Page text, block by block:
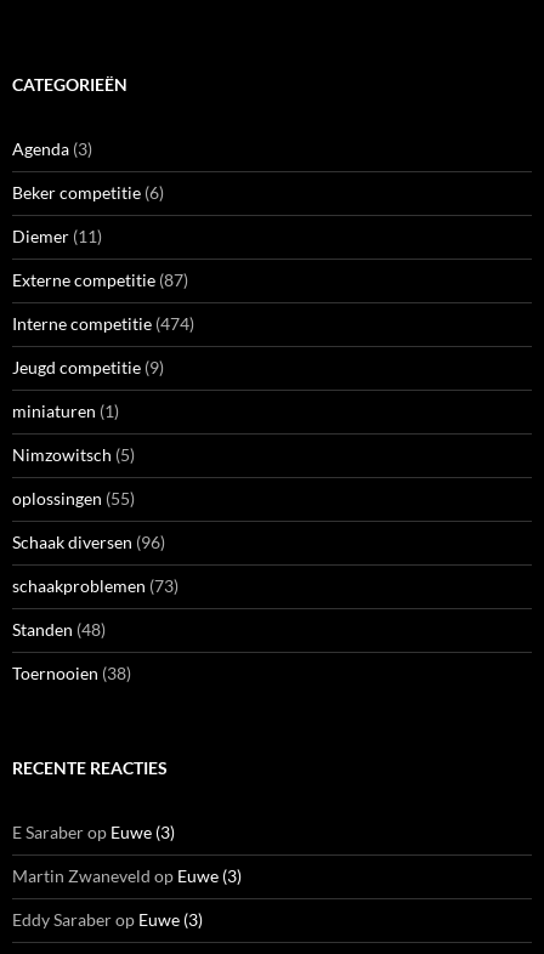
CATEGORIEËN
Agenda (3)
Beker competitie (6)
Diemer (11)
Externe competitie (87)
Interne competitie (474)
Jeugd competitie (9)
miniaturen (1)
Nimzowitsch (5)
oplossingen (55)
Schaak diversen (96)
schaakproblemen (73)
Standen (48)
Toernooien (38)
RECENTE REACTIES
E Saraberop Euwe (3)
Martin Zwaneveld op Euwe (3)
Eddy Saraberop Euwe (3)